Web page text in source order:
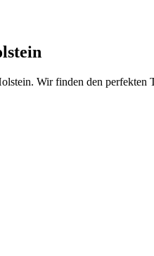
Wir finden den perfekten